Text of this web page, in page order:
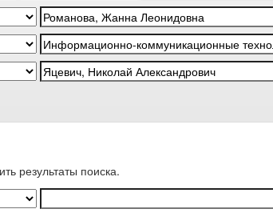
результаты поиска.